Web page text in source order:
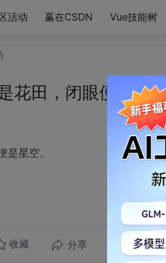
活动 赢在CSDN Vue技能树
花田，闭眼便是星
是星空。
收藏 分享 转发到